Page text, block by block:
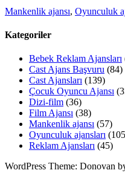
Mankenlik ajansı, Oyunculuk
Kategoriler
Bebek Reklam Ajansları
Cast Ajans Başvuru (84)
Cast Ajansları (139)
Çocuk Oyuncu Ajansı
Dizi-film (36)
Film Ajansı (38)
Mankenlik ajansı (57)
Oyunculuk ajansları
Reklam Ajansları (45)
WordPress Theme: Donovan